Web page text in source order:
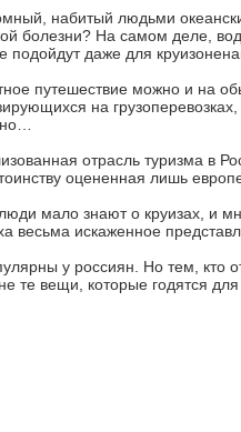
набитый людьми
болезни? На самом деле,
даже для
путешествие можно и на
на
отрасль туризма в
оцененная лишь
мало знают о круизах, и
весьма искаженное
у россиян. Но тем, кто
те вещи, которые годятся для